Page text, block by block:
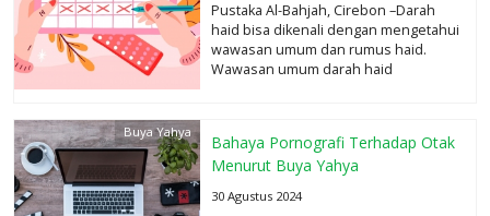
Pustaka Al-Bahjah, Cirebon –Darah
haid bisa dikenali dengan mengetahui
wawasan umum dan rumus haid.
Wawasan umum darah haid
Buya Yahya
Bahaya Pornografi Terhadap Otak
Menurut Buya Yahya
30 Agustus 2024